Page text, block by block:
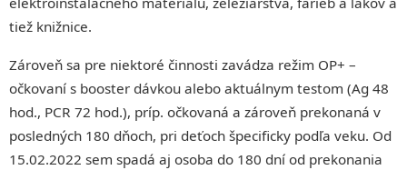
tiež knižnice.
Zároveň sa pre niektoré činnosti zavádza režim OP+ –
očkovaní s booster dávkou alebo aktuálnym testom (Ag 48
hod., PCR 72 hod.), príp. očkovaná a zároveň prekonaná v
posledných 180 dňoch, pri deťoch špecificky podľa veku. Od
15.02.2022 sem spadá aj osoba do 180 dní od prekonania